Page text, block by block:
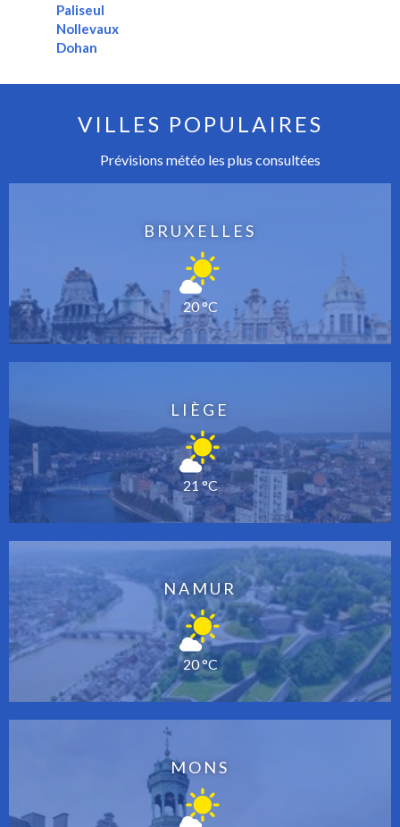
Paliseul
Nollevaux
Dohan
VILLES POPULAIRES
Prévisions météo les plus consultées
BRUXELLES
20 °C
LIÈGE
21 °C
NAMUR
20 °C
MONS